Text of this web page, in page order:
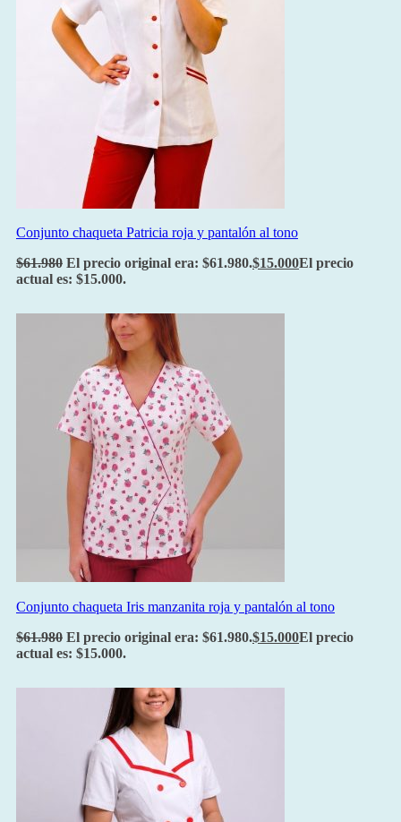
Conjunto chaqueta Patricia roja y pantalón al tono
$61.980 El precio original era: $61.980.$15.000El precio
actual es: $15.000.
Conjunto chaqueta Iris manzanita roja y pantalón al tono
$61.980 El precio original era: $61.980.$15.000El precio
actual es: $15.000.